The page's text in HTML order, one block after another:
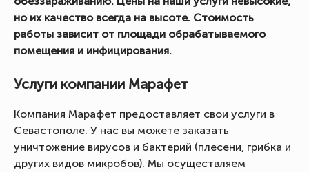
но их качество всегда на высоте. Стоимость
работы зависит от площади обрабатываемого
помещения и инфицирования.
Услуги компании Марафет
Компания Марафет предоставляет свои услуги в
Севастополе. У нас вы можете заказать
уничтожение вирусов и бактерий (плесени, грибка и
других видов микробов). Мы осуществляем